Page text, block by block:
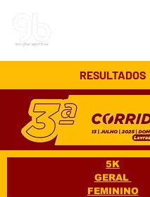
RESULTADOS
5K
GERAL
FEMININO